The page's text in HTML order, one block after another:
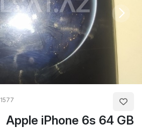
Apple iPhone 6s 64 GB
1577